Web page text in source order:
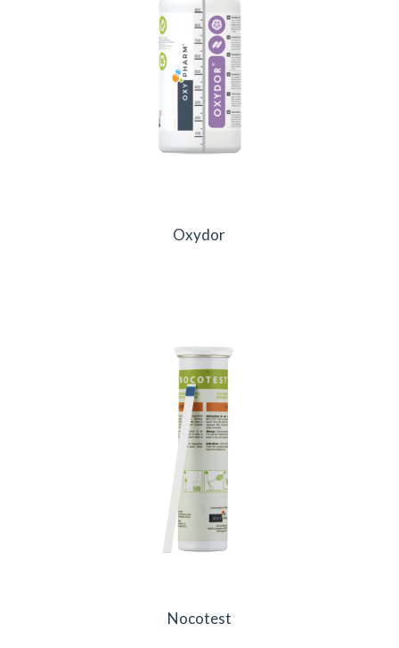
Oxydor
Nocotest